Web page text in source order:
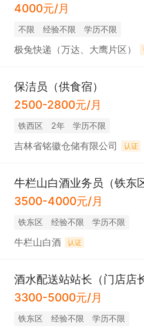
4000元/月
不限 经验不限 学历不限
极兔快递（万达、大鹰片区）
保洁员（供食宿）
2500-2800元/月
铁西区 2年 学历不限
吉林省铭徽仓储有限公司 认证
牛栏山白酒业务员（铁东
3500-4000元/月
铁东区 经验不限 学历不限
牛栏山白酒 认证
酒水配送站站长（门店店
3300-5000元/月
铁东区 经验不限 学历不限